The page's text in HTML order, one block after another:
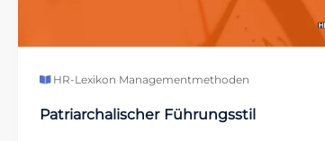
HR-Lexikon·Managementmethoden
Patriarchalischer Führungsstil